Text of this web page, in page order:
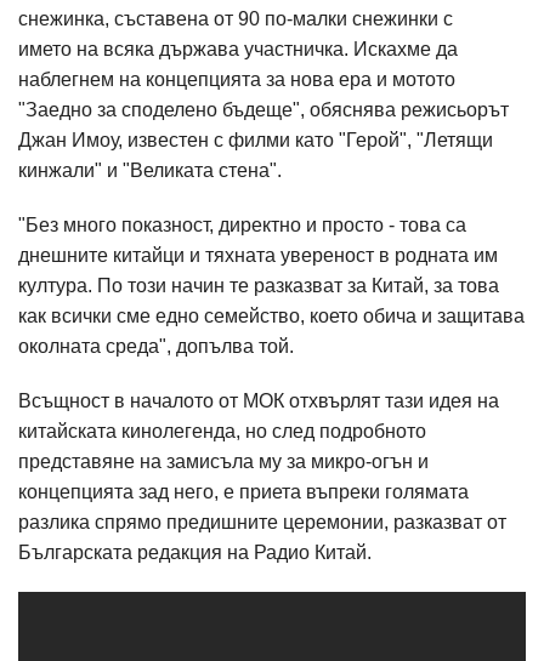
снежинка, съставена от 90 по-малки снежинки с
името на всяка държава участничка. Искахме да
наблегнем на концепцията за нова ера и мотото
"Заедно за споделено бъдеще", обяснява режисьорът
Джан Имоу, известен с филми като "Герой", "Летящи
кинжали" и "Великата стена".
"Без много показност, директно и просто - това са
днешните китайци и тяхната увереност в родната им
култура. По този начин те разказват за Китай, за това
как всички сме едно семейство, което обича и защитава
околната среда", допълва той.
Всъщност в началото от МОК отхвърлят тази идея на
китайската кинолегенда, но след подробното
представяне на замисъла му за микро-огън и
концепцията зад него, е приета въпреки голямата
разлика спрямо предишните церемонии, разказват от
Българската редакция на Радио Китай.